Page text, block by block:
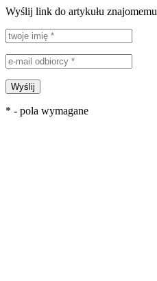
Wyślij link do artykułu znajomemu
Wyślij
* - pola wymagane